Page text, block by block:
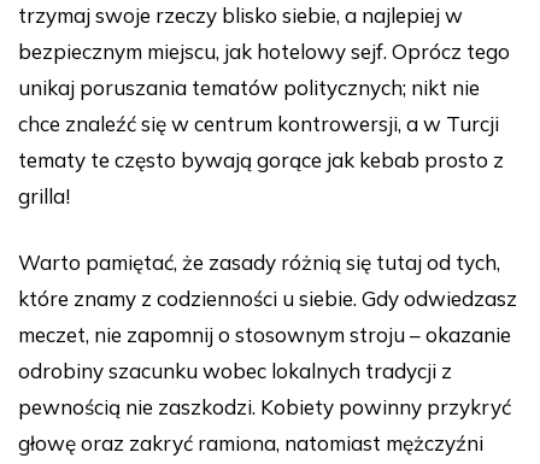
trzymaj swoje rzeczy blisko siebie, a najlepiej w
bezpiecznym miejscu, jak hotelowy sejf. Oprócz tego
unikaj poruszania tematów politycznych; nikt nie
chce znaleźć się w centrum kontrowersji, a w Turcji
tematy te często bywają gorące jak kebab prosto z
grilla!
Warto pamiętać, że zasady różnią się tutaj od tych,
które znamy z codzienności u siebie. Gdy odwiedzasz
meczet, nie zapomnij o stosownym stroju – okazanie
odrobiny szacunku wobec lokalnych tradycji z
pewnością nie zaszkodzi. Kobiety powinny przykryć
głowę oraz zakryć ramiona, natomiast mężczyźni